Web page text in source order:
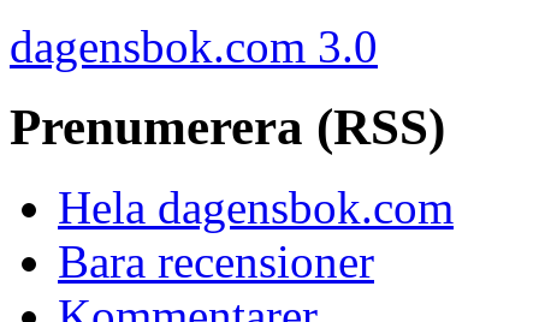
dagensbok.com 3.0
Prenumerera (RSS)
Hela dagensbok.com
Bara recensioner